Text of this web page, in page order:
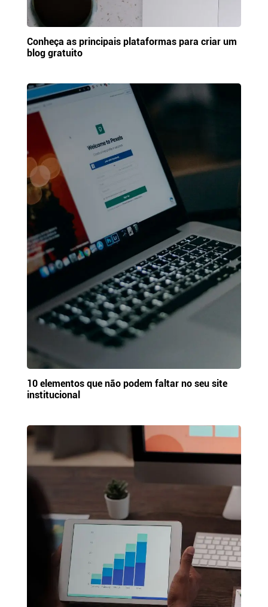
Conheça as principais plataformas para criar um
blog gratuito
10 elementos que não podem faltar no seu site
institucional